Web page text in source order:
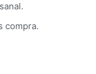
compra.